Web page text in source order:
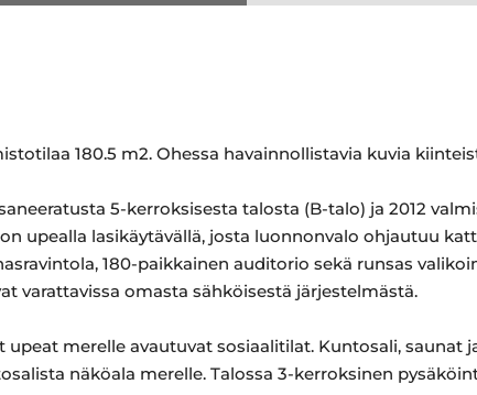
180.5 m2. Ohessa havainnollistavia kuvia
5-kerroksisesta talosta (B-talo) ja 2012
upealla lasikäytävällä, josta luonnonvalo ohjautuu
180-paikkainen auditorio sekä runsas
varattavissa omasta sähköisestä järjestelmästä.
upeat merelle avautuvat sosiaalitilat. Kuntosali, saunat
näköala merelle. Talossa 3-kerroksinen